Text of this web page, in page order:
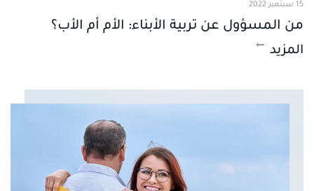
15 سبتمبر 2022
من المسؤول عن تربية الأبناء: الأم أم الأب؟
المزيد